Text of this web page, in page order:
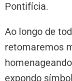
Pontifícia.
Ao longo de
retomaremos
expondo